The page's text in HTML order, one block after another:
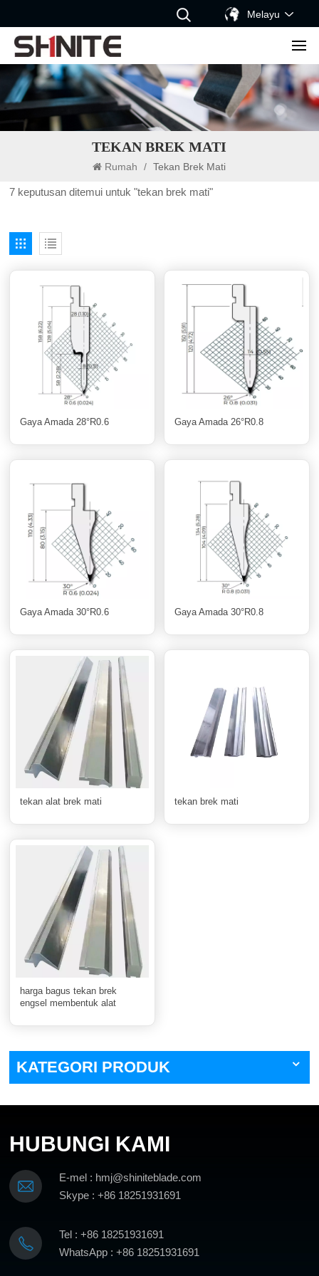
Melayu
TEKAN BREK MATI
Rumah / Tekan Brek Mati
7 keputusan ditemui untuk "tekan brek mati"
Gaya Amada 28°R0.6 Gaya Amada 26°R0.8
Gaya Amada 30°R0.6 Gaya Amada 30°R0.8
tekan alat brek mati tekan brek mati
harga bagus tekan brek
engsel membentuk alat
KATEGORI PRODUK
HUBUNGI KAMI
E-mel : hmj@shiniteblade.com
Skype : +86 18251931691
Tel : +86 18251931691
WhatsApp : +86 18251931691